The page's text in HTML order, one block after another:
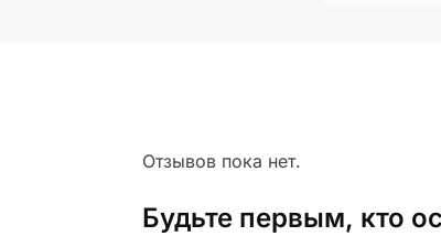
Отзывов пока нет.
Будьте первым, кто